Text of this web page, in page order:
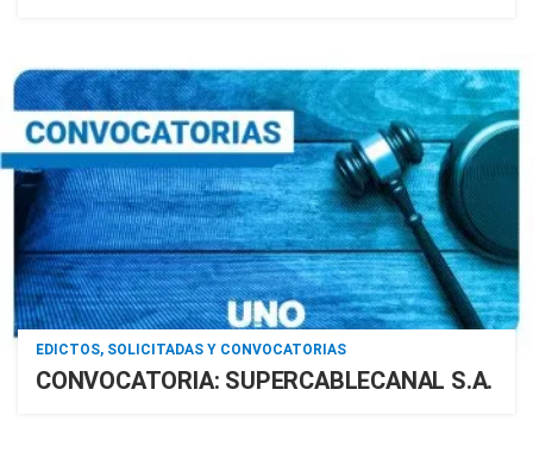
EDICTOS, SOLICITADAS Y CONVOCATORIAS
CONVOCATORIA: SUPERCABLECANAL S.A.